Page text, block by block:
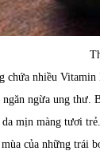
chứa nhiều Vitamin
ngừa ung thư.
mịn màng tươi trẻ.
của những trái